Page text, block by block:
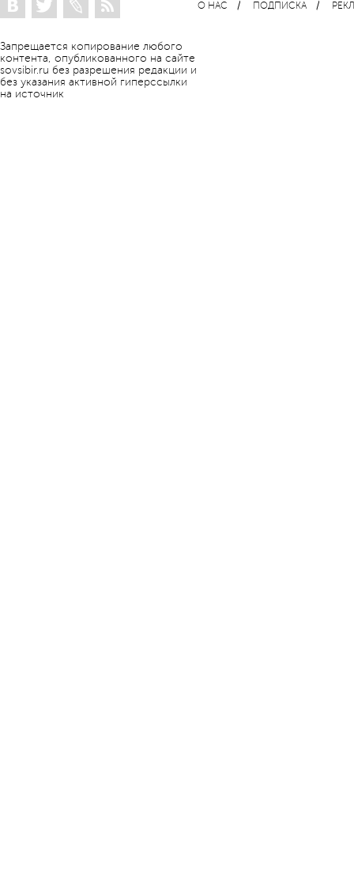
Запрещается копирование любого
контента, опубликованного на сайте
sovsibir.ru без разрешения редакции и
без указания активной гиперссылки
на источник
О НАС ПОДПИСКА